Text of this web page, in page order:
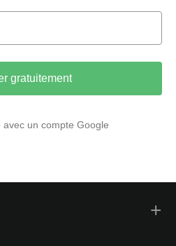
gratuitement
avec un compte Google